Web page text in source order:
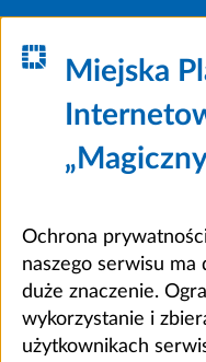
Miejska
Ochrona
naszego serwisu ma
duże znaczenie.
wykorzystanie i
użytkownikach